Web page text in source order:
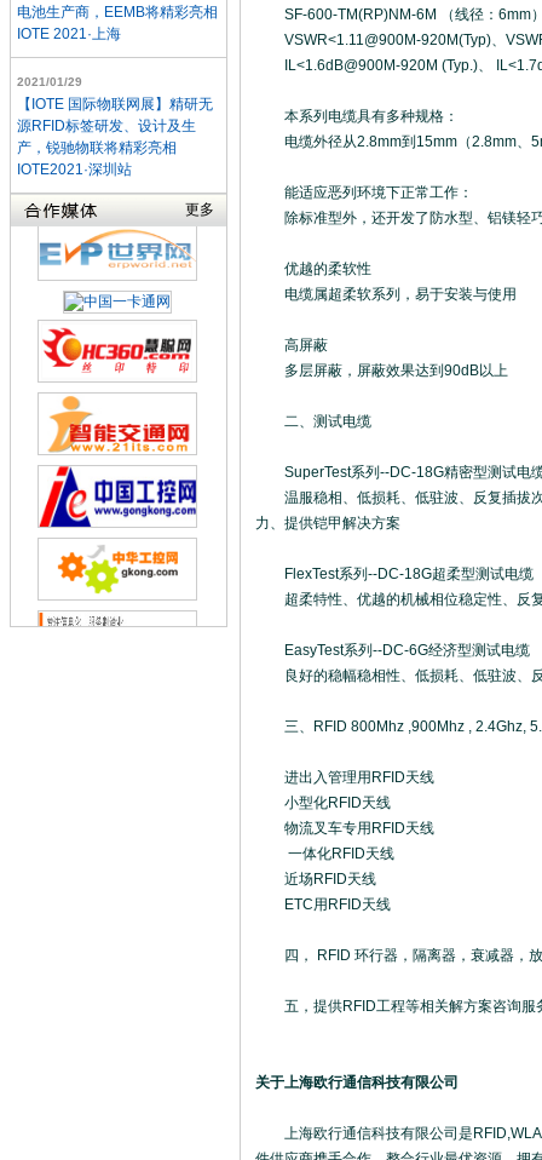
电池生产商，EEMB将精彩亮相
IOTE 2021·上海
2021/01/29
【IOTE 国际物联网展】精研无
源RFID标签研发、设计及生
产，锐驰物联将精彩亮相
IOTE2021·深圳站
更多
SF-600-TM(RP)NM-6M （线径：6mm
VSWR<1.11@900M-920M(Typ)、
IL<1.6dB@900M-920M (Typ.)、
本系列电缆具有多种规格：
电缆外径从2.8mm到15mm（2.8mm、
能适应恶列环境下正常工作：
除标准型外，还开发了防水型、铝镁轻巧
优越的柔软性
电缆属超柔软系列，易于安装与使用
高屏蔽
多层屏蔽，屏蔽效果达到90dB以上
二、测试电缆
SuperTest系列--DC-18G精密型测试电
温服稳相、低损耗、低驻波、反复插拔次
力、提供铠甲解决方案
FlexTest系列--DC-18G超柔型测试电缆
超柔特性、优越的机械相位稳定性、反
EasyTest系列--DC-6G经济型测试电缆
良好的稳幅稳相性、低损耗、低驻波、
三、RFID 800Mhz ,900Mhz , 2.4Ghz,
进出入管理用RFID天线
小型化RFID天线
物流叉车专用RFID天线
一体化RFID天线
近场RFID天线
ETC用RFID天线
四， RFID 环行器，隔离器，衰减器，
五，提供RFID工程等相关解方案咨询服
关于上海欧行通信科技有限公司
上海欧行通信科技有限公司是